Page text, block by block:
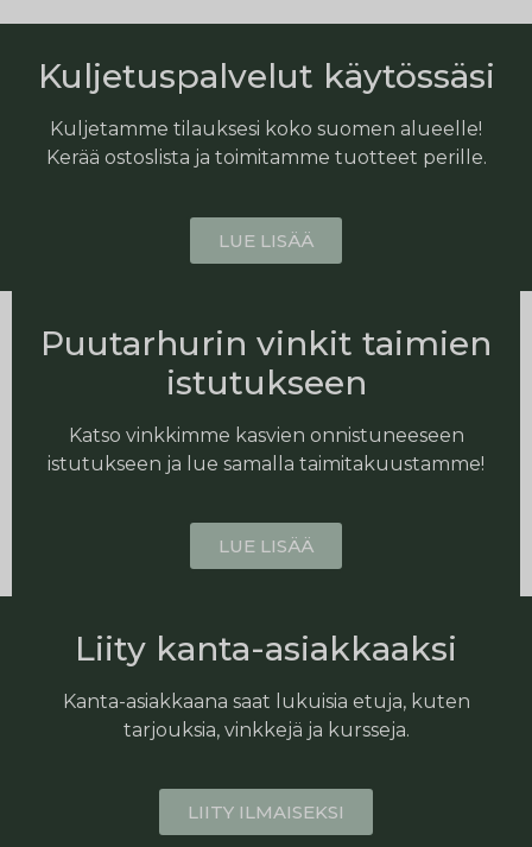
Kuljetuspalvelut käytössäsi
Kuljetamme tilauksesi koko suomen alueelle!
Kerää ostoslista ja toimitamme tuotteet perille.
LUE LISÄÄ
Puutarhurin vinkit taimien
istutukseen
Katso vinkkimme kasvien onnistuneeseen
istutukseen ja lue samalla taimitakuustamme!
LUE LISÄÄ
Liity kanta-asiakkaaksi
Kanta-asiakkaana saat lukuisia etuja, kuten
tarjouksia, vinkkejä ja kursseja.
LIITY ILMAISEKSI